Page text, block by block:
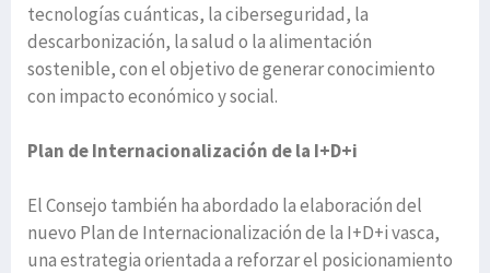
tecnologías cuánticas, la ciberseguridad, la
descarbonización, la salud o la alimentación
sostenible, con el objetivo de generar conocimiento
con impacto económico y social.
Plan de Internacionalización de la I+D+i
El Consejo también ha abordado la elaboración del
nuevo Plan de Internacionalización de la I+D+i vasca,
una estrategia orientada a reforzar el posicionamiento